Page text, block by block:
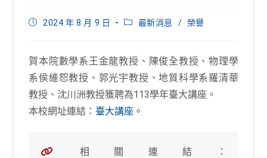
Post2024 年 8 月 9 日
Post最新消息 / 榮譽
賀本院數學系王金龍教授、陳俊全教授、物理學
系侯維恕教授、郭光宇教授、地質科學系羅清華
教授、沈川洲教授獲聘為113學年臺大講座。
本校網址連結： 臺大講座。
相關連結：